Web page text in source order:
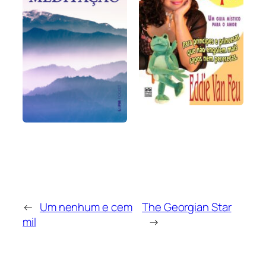
← Um nenhum e cem
mil
The Georgian Star
→